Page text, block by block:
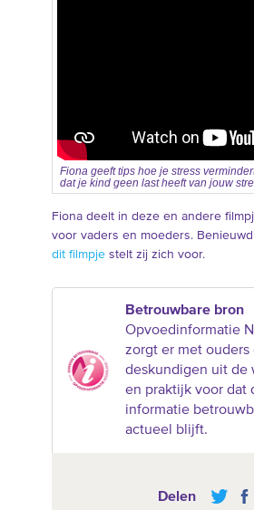
Fiona geeft tips hoe je stress
dat je kind geen last heeft van jouw
Fiona deelt in deze en andere
voor vaders en moeders. Benieuwd
dit filmpjestelt zij zich voor.
Betrouwbare bron
Opvoedinformatie
zorgt er met ouders
deskundigen uit de
en praktijk voor dat
informatie
actueel blijft.
Delen